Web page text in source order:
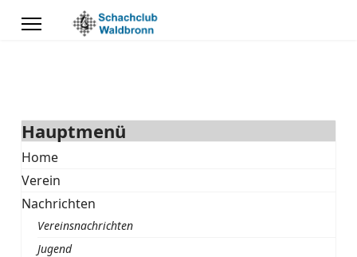
Hauptmenü
Home
Verein
Nachrichten
Vereinsnachrichten
Jugend